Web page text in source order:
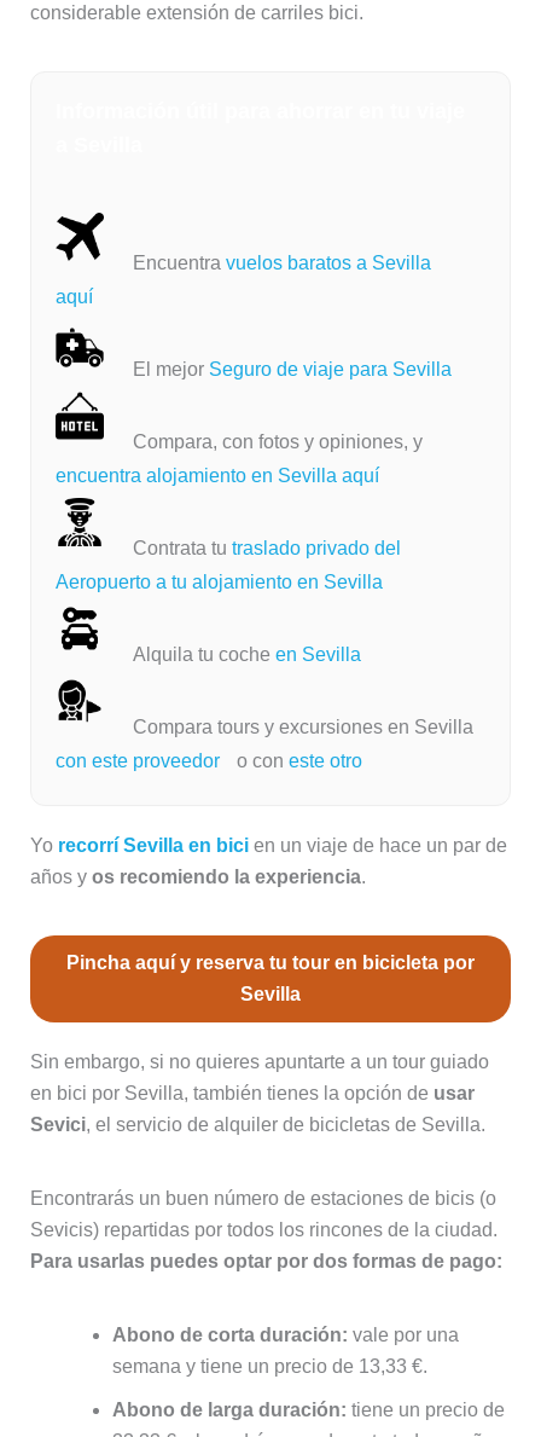
considerable extensión de carriles bici.
Encuentra vuelos baratos a Sevilla
aquí
El mejor Seguro de viaje para Sevilla
Compara, con fotos y opiniones, y
encuentra alojamiento en Sevilla aquí
Contrata tu traslado privado del
Aeropuerto a tu alojamiento en Sevilla
Alquila tu coche en Sevilla
Compara tours y excursiones en Sevilla
con este proveedor
o con este otro
Yo recorrí Sevilla en bicien un viaje de hace un par de
años yos recomiendo la experiencia.
Pincha aquí y reserva tu tour en bicicleta por
Sevilla
Sin embargo, si no quieres apuntarte a un tour guiado
en bici por Sevilla, también tienes la opción de usar
Sevici, el servicio de alquiler de bicicletas de Sevilla.
Encontrarás un buen número de estaciones de bicis (o
Sevicis) repartidas por todos los rincones de la ciudad.
Para usarlas puedes optar por dos formas de pago:
Abono de corta duración: vale por una
semana y tiene un precio de 13,33 €.
Abono de larga duración: tiene un precio de